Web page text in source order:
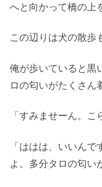
へと向かって橋の上
この辺りは犬の散歩
俺が歩いていると黒
ロの匂いがたくさん
「すみませーん。こ
「ははは、いいん
よ。多分タロの匂い